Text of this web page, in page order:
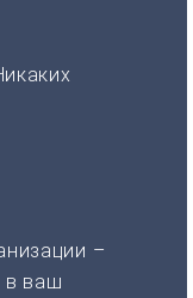
–
в ваш